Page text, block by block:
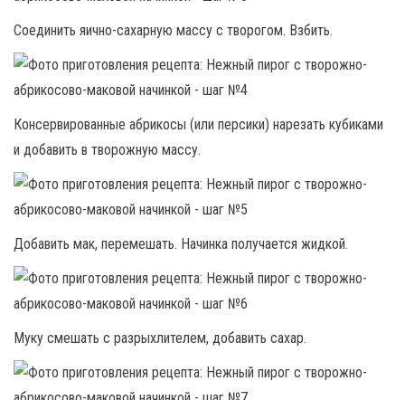
Соединить яично-сахарную массу с творогом. Взбить.
Консервированные абрикосы (или персики) нарезать кубиками
и добавить в творожную массу.
Добавить мак, перемешать. Начинка получается жидкой.
Муку смешать с разрыхлителем, добавить сахар.